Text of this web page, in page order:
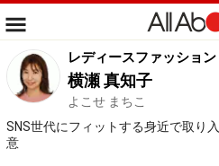
レディースファッション
横瀬 真知子
よこせ まちこ
SNS世代にフィットする身近で取り
意